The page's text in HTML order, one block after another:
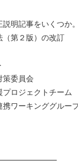
明記事をいくつか。
（第２版）の改訂
策委員会
プロジェクトチーム
携ワーキンググルー